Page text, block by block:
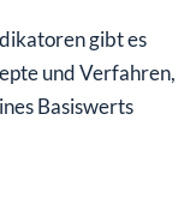
gibt es
und Verfahren,
Basiswerts